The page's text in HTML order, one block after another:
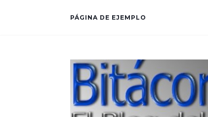
PÁGINA DE EJEMPLO